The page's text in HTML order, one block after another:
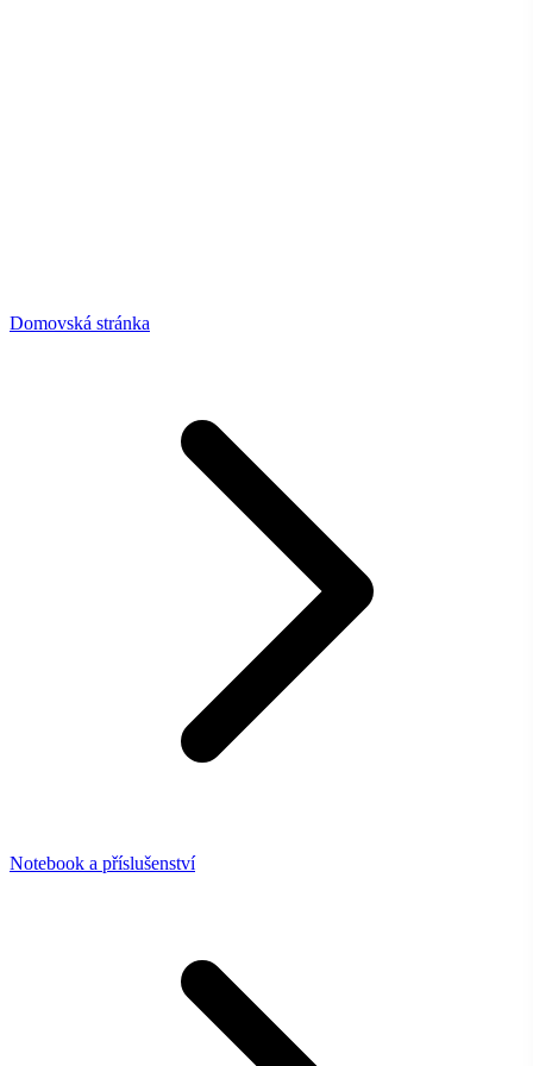
Domovská stránka
Notebook a příslušenství